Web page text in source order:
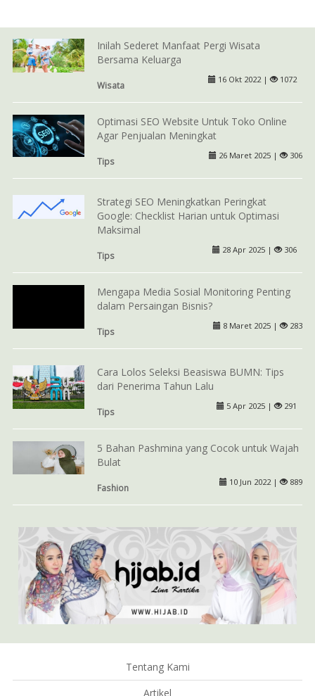
Inilah Sederet Manfaat Pergi Wisata
Bersama Keluarga
Wisata
16 Okt 2022 | 1072
Optimasi SEO Website Untuk Toko Online
Agar Penjualan Meningkat
Tips
26 Maret 2025 | 306
Strategi SEO Meningkatkan Peringkat
Google: Checklist Harian untuk Optimasi
Maksimal
Tips
28 Apr 2025 | 306
Mengapa Media Sosial Monitoring Penting
dalam Persaingan Bisnis?
Tips
8 Maret 2025 | 283
Cara Lolos Seleksi Beasiswa BUMN: Tips
dari Penerima Tahun Lalu
Tips
5 Apr 2025 | 291
5 Bahan Pashmina yang Cocok untuk Wajah
Bulat
Fashion
10 Jun 2022 | 889
Tentang Kami
Artikel